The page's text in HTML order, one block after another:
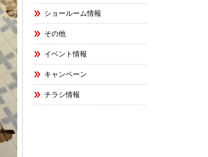
ショールーム情報
その他
イベント情報
キャンペーン
チラシ情報